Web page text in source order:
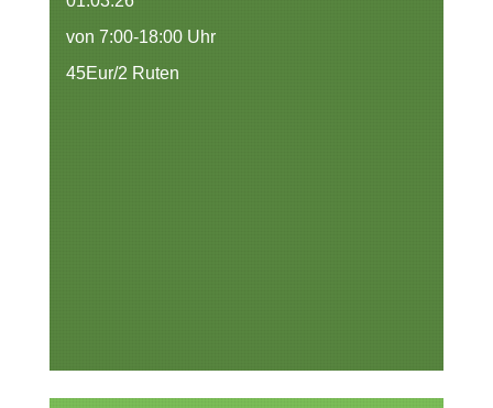
von 7:00-18:00 Uhr
45Eur/2 Ruten